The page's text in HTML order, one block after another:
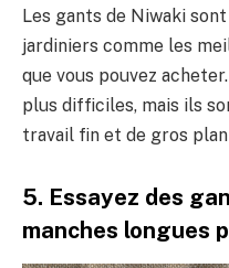
Les gants de Niwaki
jardiniers comme les
que vous pouvez
plus difficiles, mais ils
travail fin et de gros plan
5. Essayez des
manches longues